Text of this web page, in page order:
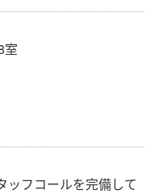
ッフコールを完備して